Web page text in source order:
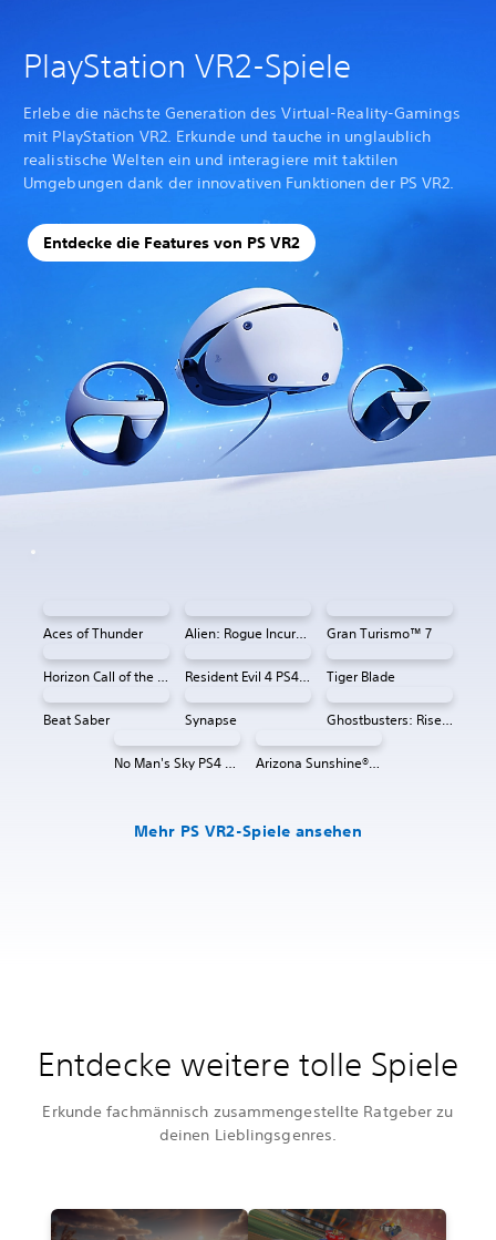
PlayStation VR2-Spiele
Erlebe die nächste Generation des Virtual-Reality-Gamings
mit PlayStation VR2. Erkunde und tauche in unglaublich
realistische Welten ein und interagiere mit taktilen
Umgebungen dank der innovativen Funktionen der PS VR2.
Entdecke die Features von PS VR2
Aces of Thunder Alien: Rogue Incursion VR Gran Turismo™ 7
Horizon Call of the Mountain™ Resident Evil 4 PS4 & PS5 Tiger Blade
Beat Saber Synapse Ghostbusters: Rise of the Ghost Lord
No Man's Sky PS4 & PS5 Arizona Sunshine® VR 2
Mehr PS VR2-Spiele ansehen
Entdecke weitere tolle Spiele
Erkunde fachmännisch zusammengestellte Ratgeber zu
deinen Lieblingsgenres.